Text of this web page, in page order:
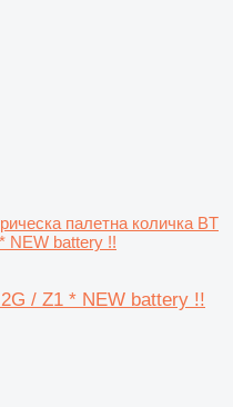
палетна количка BT
NEW battery !!
/ Z1 * NEW battery !!